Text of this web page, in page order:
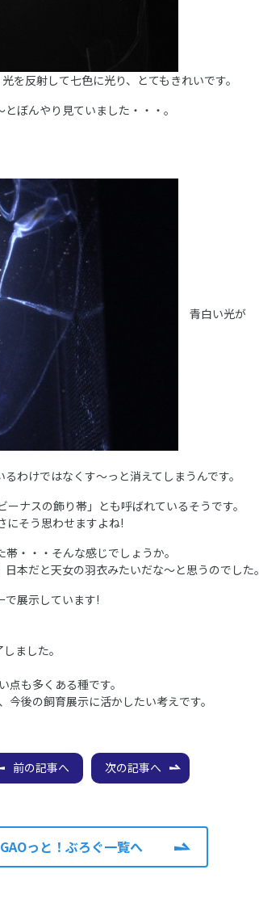
を反射して七色に光り、とてもきれいです。
ぼんやり見ていました・・・。
青白い光が
わけではなくす～っと消えてしまうんです。
ナスの飾り帯」とも呼ばれているそうです。
にそう思わせますよね!
・・・そんな感じでしょうか。
本だと天女の羽衣みたいだな～と思うのでした。
で展示しています!
ました。
も多くある種です。
後の飼育展示に活かしたい考えです。
前の記事へ 次の記事へ
GAOっと！ぶろぐ一覧へ